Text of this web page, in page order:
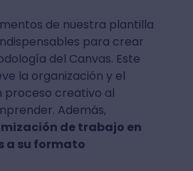
de nuestra plantilla
para crear
del Canvas. Este
la organización y el
proceso creativo al
Además,
de trabajo en
a su formato